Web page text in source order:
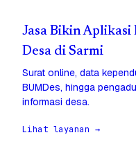
Jasa Bikin Aplikasi
Desa di Sarmi
Surat online, data
BUMDes, hingga
informasi desa.
Lihat layanan →